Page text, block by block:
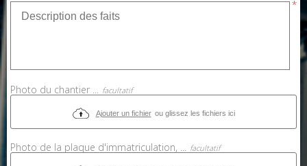
Photo du chantier ...
Ajouter un fichier ou glissez les fichiers ici
Photo de la plaque d'immatriculation, ...